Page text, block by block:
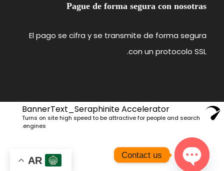
Pague de forma segura con nosotras
El pago se cifra y se transmite de forma segura
con un protocolo SSL.
AR
BannerText_Seraphinite Accelerator
Turns on site high speed to be attractive for people and search
engines.
Contact us